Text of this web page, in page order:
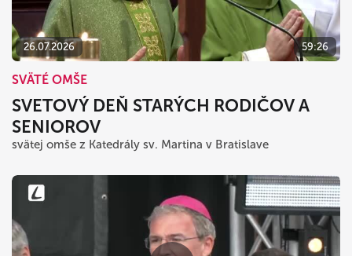
26.07.2026 59:26
SVÄTÉ OMŠE
SVETOVÝ DEŇ STARÝCH RODIČOV A
SENIOROV
svätej omše z Katedrály sv. Martina v Bratislave